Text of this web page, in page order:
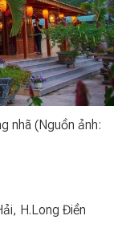
nhã (Nguồn ảnh:
H.Long Điền